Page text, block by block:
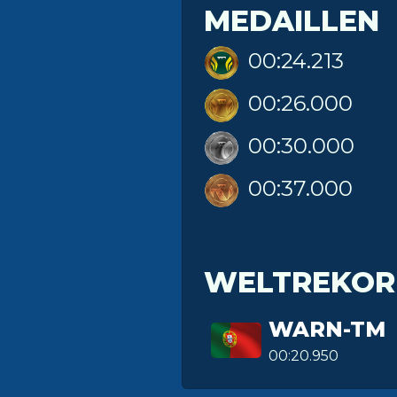
MEDAILLEN
00:24.213
00:26.000
00:30.000
00:37.000
WARN-TM
00:20.950